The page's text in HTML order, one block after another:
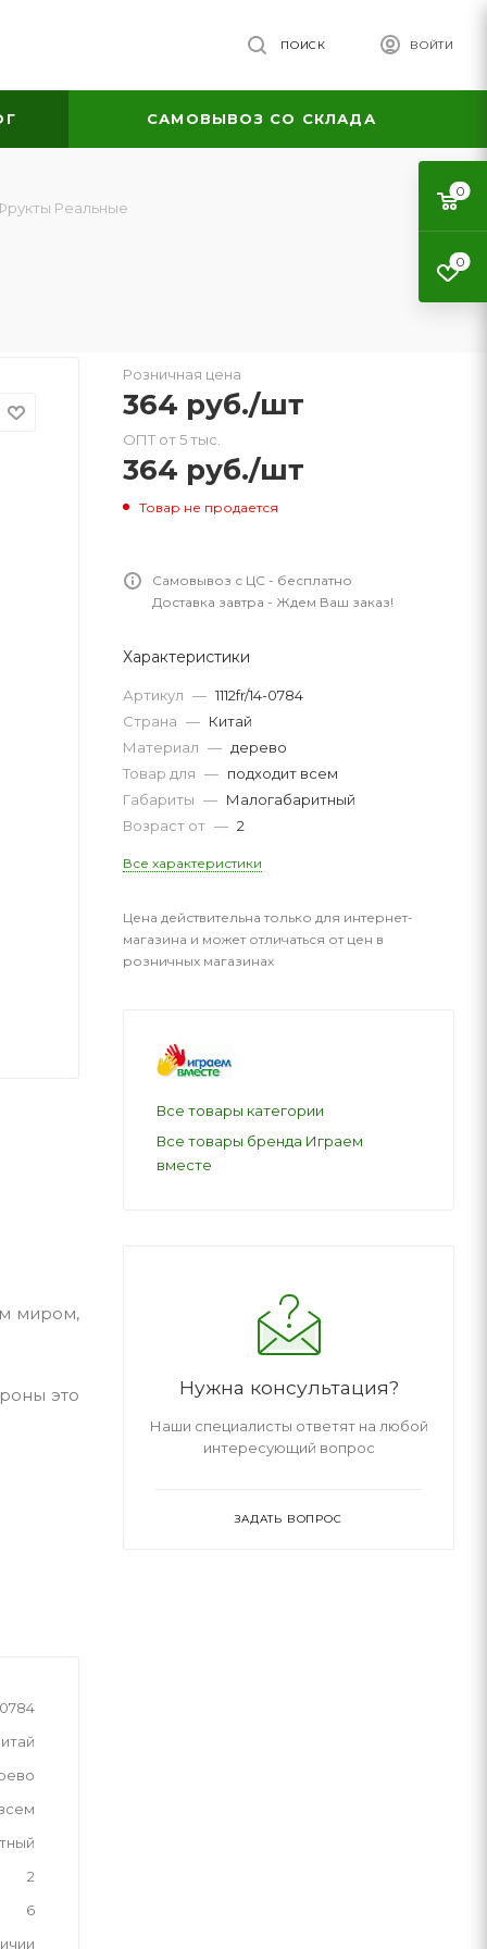
ВОЙТИ
ПОИСК
САМОВЫВОЗ СО СКЛАДА
Реальные
миром,
это
0784
2
6
Розничная цена
364 руб./шт
ОПТ от 5 тыс.
364 руб./шт
Товар не продается
Самовывоз с ЦС - бесплатно
Доставка завтра - Ждем Ваш заказ!
Характеристики
Артикул — 1112fr/14-0784
Страна — Китай
Материал — дерево
Товар для — подходит всем
Габариты — Малогабаритный
Возраст от — 2
Все характеристики
Цена действительна только для интернет-
магазина и может отличаться от цен в
розничных магазинах
Все товары категории
Все товары бренда Играем
вместе
Нужна консультация?
Наши специалисты ответят на любой
интересующий вопрос
ЗАДАТЬ ВОПРОС
0
0